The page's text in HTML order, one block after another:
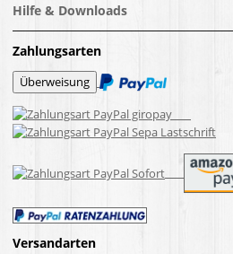
Hilfe & Downloads
Zahlungsarten
Versandarten